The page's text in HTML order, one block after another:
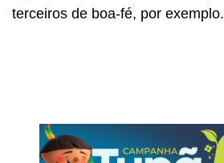
terceiros de boa-fé, por exemplo.